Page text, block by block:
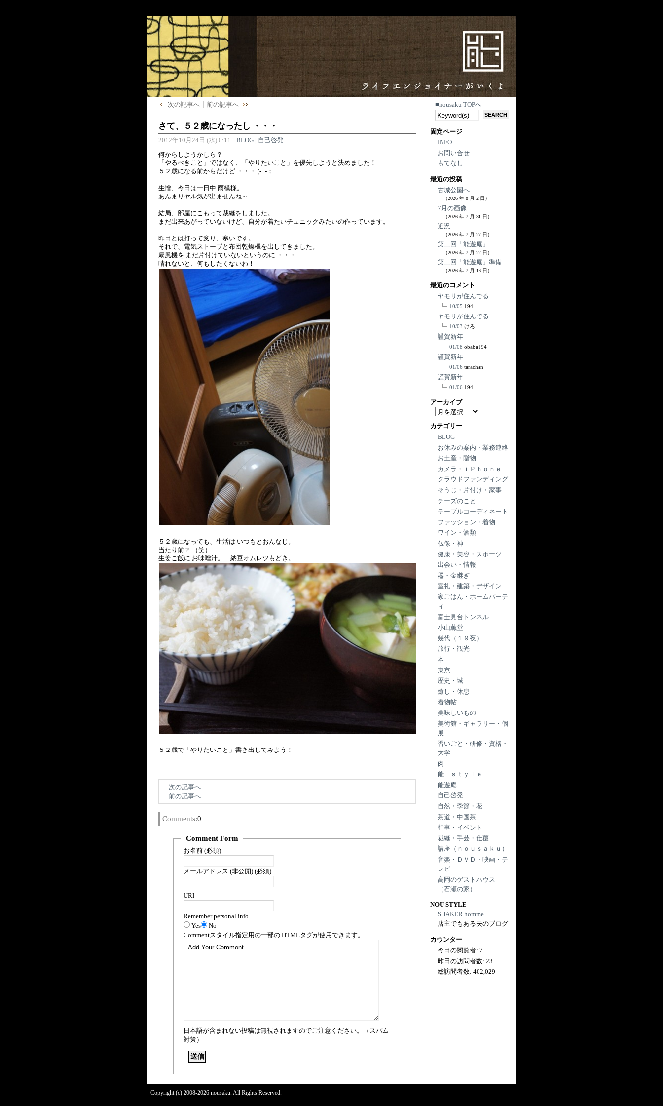
次の記事へ 前の記事へ
さて、５２歳になったし ・・・
2012年10月24日 (水) 0:11 BLOG| 自己啓発
何からしようかしら？
「やるべきこと」ではなく、「やりたいこと」を優先しようと決めました！
５２歳になる前からだけど ・・・ (-_-；
生憎、今日は一日中 雨模様。
あんまりヤル気が出ませんね～
結局、部屋にこもって裁縫をしました。
まだ出来あがっていないけど、自分が着たいチュニックみたいの作っています。
昨日とは打って変り、寒いです。
それで、電気ストーブと布団乾燥機を出してきました。
扇風機を まだ片付けていないというのに ・・・
晴れないと、何もしたくないわ！
５２歳になっても、生活は いつもとおんなじ。
当たり前？ （笑）
生姜ご飯に お味噌汁。 納豆オムレツもどき。
５２歳で「やりたいこと」書き出してみよう！
次の記事へ
前の記事へ
Comments:0
Comment Form
お名前 (必須)
メールアドレス (非公開) (必須)
URI
Remember personal info
Yes
No
Commentスタイル指定用の一部の HTMLタグが使用できます。
日本語が含まれない投稿は無視されますのでご注意ください。（スパム
対策）
■nousaku TOPへ
固定ページ
INFO
お問い合せ
もてなし
最近の投稿
古城公園へ
（2026 年 8 月 2 日）
7月の画像
（2026 年 7 月 31 日）
近況
（2026 年 7 月 27 日）
第二回「能遊庵」
（2026 年 7 月 22 日）
第二回「能遊庵」準備
（2026 年 7 月 16 日）
最近のコメント
ヤモリが住んでる
10/05 194
ヤモリが住んでる
10/03 けろ
謹賀新年
01/08 obaba194
謹賀新年
01/06 tarachan
謹賀新年
01/06 194
アーカイブ
ア
カ
イ
ブ
カテゴリー
BLOG
お休みの案内・業務連絡
お土産・贈物
カメラ・ｉＰｈｏｎｅ
クラウドファンディング
そうじ・片付け・家事
チーズのこと
テーブルコーディネート
ファッション・着物
ワイン・酒類
仏像・神
健康・美容・スポーツ
出会い・情報
器・金継ぎ
室礼・建築・デザイン
家ごはん・ホームパーテ
ィ
富士見台トンネル
小山薫堂
幾代（１９夜）
旅行・観光
本
東京
歴史・城
癒し・休息
着物帖
美味しいもの
美術館・ギャラリー・個
展
習いごと・研修・資格・
大学
肉
能 ｓｔｙｌｅ
能遊庵
自己啓発
自然・季節・花
茶道・中国茶
行事・イベント
裁縫・手芸・仕覆
講座（ｎｏｕｓａｋｕ）
音楽・ＤＶＤ・映画・テ
レビ
高岡のゲストハウス
（石瀬の家）
NOU STYLE
SHAKER homme
店主でもある夫のブログ
カウンター
今日の閲覧者:7
昨日の訪問者数:23
総訪問者数:402,029
Copyright (c) 2008-2026 nousaku. All Rights Reserved.